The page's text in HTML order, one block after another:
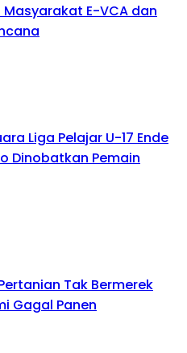
Masyarakat E-VCA dan
Liga Pelajar U-17 Ende
Dinobatkan Pemain
Tak Bermerek
Gagal Panen